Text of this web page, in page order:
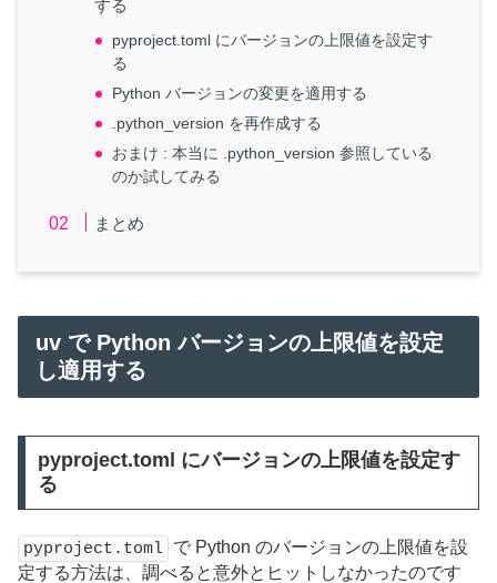
する
pyproject.toml にバージョンの上限値を設定す
る
Python バージョンの変更を適用する
.python_version を再作成する
おまけ : 本当に .python_version 参照している
のか試してみる
まとめ
uv で Python バージョンの上限値を設定
し適用する
pyproject.toml にバージョンの上限値を設定す
る
pyproject.toml で Python のバージョンの上限値を設
定する方法は、調べると意外とヒットしなかったのです